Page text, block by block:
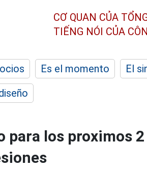
CƠ QUAN CỦA
TIẾNG NÓI CỦA
Es el momento El
para los proximos